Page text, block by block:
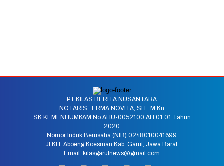
PT.KILAS BERITA NUSANTARA
NOTARIS : ERMA NOVITA, SH., M.Kn
SK KEMENHUMKAM No.AHU-0052100.AH.01.01.Tahun
2020
Nomor Induk Berusaha (NIB) 0248010041699
Jl.KH. Aboeng Koesman Kab. Garut, Jawa Barat.
Email: kilasgarutnews@gmail.com